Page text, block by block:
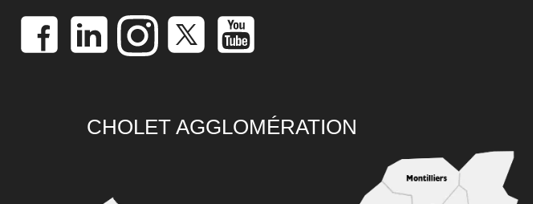
CHOLET AGGLOMÉRATION